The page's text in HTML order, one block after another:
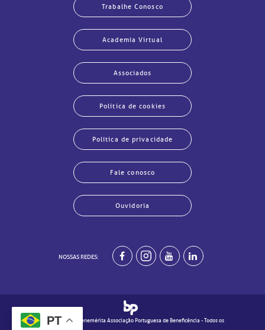
Trabalhe Conosco
Academia Virtual
Associados
Política de cookies
Política de privacidade
Fale conosco
Ouvidoria
NOSSAS REDES:
© 2020 - Real e Benemérita Associação Portuguesa de Beneficência - Todos os
PT